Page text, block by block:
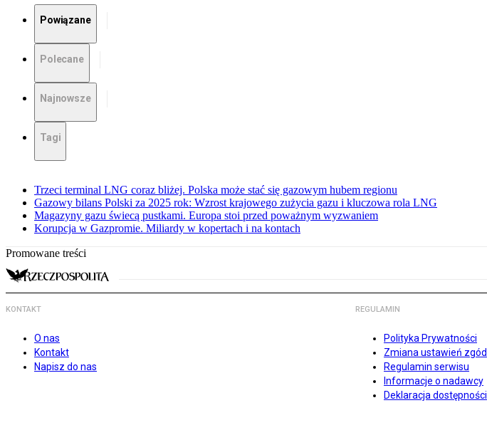
Powiązane
Polecane
Najnowsze
Tagi
Trzeci terminal LNG coraz bliżej. Polska może stać się gazowym hubem regionu
Gazowy bilans Polski za 2025 rok: Wzrost krajowego zużycia gazu i kluczowa rola LNG
Magazyny gazu świecą pustkami. Europa stoi przed poważnym wyzwaniem
Korupcja w Gazpromie. Miliardy w kopertach i na kontach
Promowane treści
KONTAKT
O nas
Kontakt
Napisz do nas
REGULAMIN
Polityka Prywatności
Zmiana ustawień zgód
Regulamin serwisu
Informacje o nadawcy
Deklaracja dostępności